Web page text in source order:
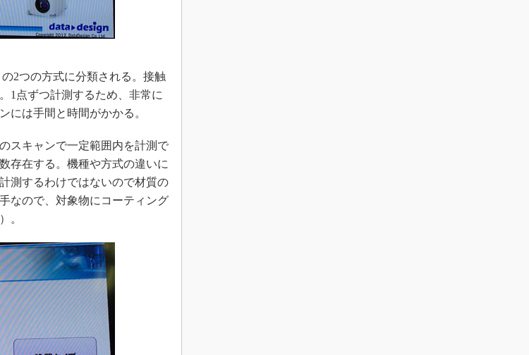
の2つの方式に分類される。接触
1点ずつ計測するため、非常に
には手間と時間がかかる。
スキャンで一定範囲内を計測で
存在する。機種や方式の違いに
測するわけではないので材質の
なので、対象物にコーティング
。